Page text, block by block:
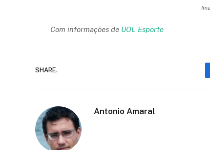
Com informações de UOL Esporte
SHARE.
Antonio Amaral